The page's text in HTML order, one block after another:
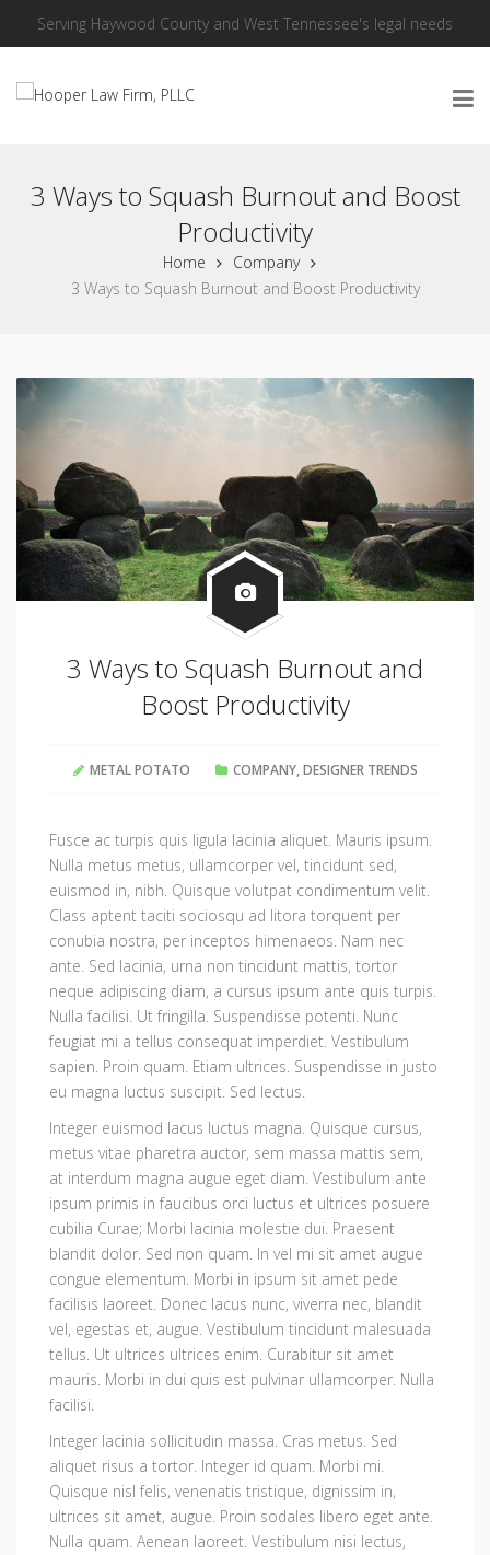
Serving Haywood County and West Tennessee's legal needs
3 Ways to Squash Burnout and Boost
Productivity
Home
Company
3 Ways to Squash Burnout and Boost Productivity
3 Ways to Squash Burnout and
Boost Productivity
METAL POTATO COMPANY,DESIGNER TRENDS
Fusce ac turpis quis ligula lacinia aliquet. Mauris ipsum.
Nulla metus metus, ullamcorper vel, tincidunt sed,
euismod in, nibh. Quisque volutpat condimentum velit.
Class aptent taciti sociosqu ad litora torquent per
conubia nostra, per inceptos himenaeos. Nam nec
ante. Sed lacinia, urna non tincidunt mattis, tortor
neque adipiscing diam, a cursus ipsum ante quis turpis.
Nulla facilisi. Ut fringilla. Suspendisse potenti. Nunc
feugiat mi a tellus consequat imperdiet. Vestibulum
sapien. Proin quam. Etiam ultrices. Suspendisse in justo
eu magna luctus suscipit. Sed lectus.
Integer euismod lacus luctus magna. Quisque cursus,
metus vitae pharetra auctor, sem massa mattis sem,
at interdum magna augue eget diam. Vestibulum ante
ipsum primis in faucibus orci luctus et ultrices posuere
cubilia Curae; Morbi lacinia molestie dui. Praesent
blandit dolor. Sed non quam. In vel mi sit amet augue
congue elementum. Morbi in ipsum sit amet pede
facilisis laoreet. Donec lacus nunc, viverra nec, blandit
vel, egestas et, augue. Vestibulum tincidunt malesuada
tellus. Ut ultrices ultrices enim. Curabitur sit amet
mauris. Morbi in dui quis est pulvinar ullamcorper. Nulla
facilisi.
Integer lacinia sollicitudin massa. Cras metus. Sed
aliquet risus a tortor. Integer id quam. Morbi mi.
Quisque nisl felis, venenatis tristique, dignissim in,
ultrices sit amet, augue. Proin sodales libero eget ante.
Nulla quam. Aenean laoreet. Vestibulum nisi lectus,